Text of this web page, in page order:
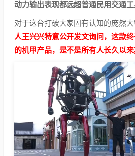
动力输出表现都远超普通民用交通工
对于这台打破大家固有认知的庞然大
人王兴兴特意公开发文询问，这款
的机甲产品，是不是所有人长久以